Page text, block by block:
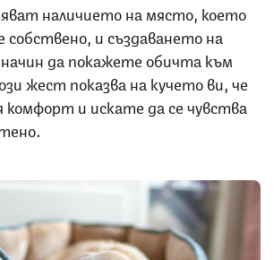
наличието на място, което
собствено, и създаването на
да покажете обичта към
жест показва на кучето ви, че
комфорт и искате да се чувства